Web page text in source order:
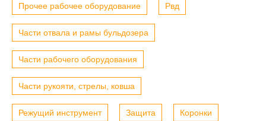
Прочее рабочее оборудование Рвд
Части отвала и рамы бульдозера
Части рабочего оборудования
Части рукояти, стрелы, ковша
Режущий инструмент Защита Коронки